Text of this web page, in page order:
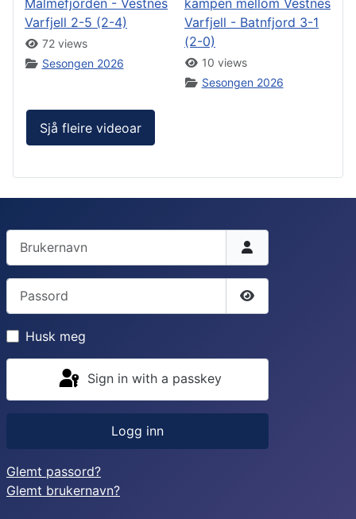
Malmefjorden - Vestnes
Varfjell 2-5 (2-4)
72 views
Sesongen 2026
kampen mellom Vestnes
Varfjell - Batnfjord 3-1
(2-0)
10 views
Sesongen 2026
Sjå fleire videoar
Brukernavn
Passord
Vis passord
Husk meg
Sign in with a passkey
Logg inn
Glemt passord?
Glemt brukernavn?